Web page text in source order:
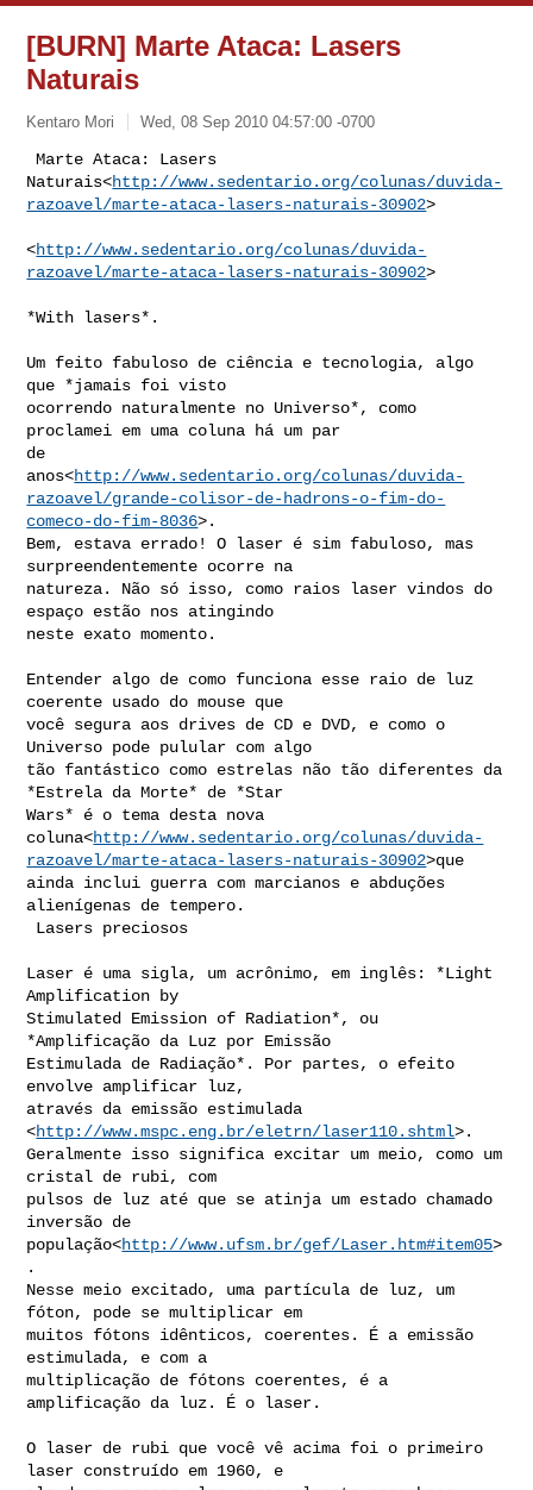
[BURN] Marte Ataca: Lasers
Naturais
Kentaro Mori Wed, 08 Sep 2010 04:57:00 -0700
Marte Ataca: Lasers
Naturais<http://www.sedentario.org/colunas/duvida-
razoavel/marte-ataca-lasers-naturais-30902>
<http://www.sedentario.org/colunas/duvida-
razoavel/marte-ataca-lasers-naturais-30902>
*With lasers*.
Um feito fabuloso de ciência e tecnologia, algo
que *jamais foi visto
ocorrendo naturalmente no Universo*, como
proclamei em uma coluna há um par
de
anos<http://www.sedentario.org/colunas/duvida-
razoavel/grande-colisor-de-hadrons-o-fim-do-
comeco-do-fim-8036>.
Bem, estava errado! O laser é sim fabuloso, mas
surpreendentemente ocorre na
natureza. Não só isso, como raios laser vindos do
espaço estão nos atingindo
neste exato momento.
Entender algo de como funciona esse raio de luz
coerente usado do mouse que
você segura aos drives de CD e DVD, e como o
Universo pode pulular com algo
tão fantástico como estrelas não tão diferentes da
*Estrela da Morte* de *Star
Wars* é o tema desta nova
coluna<http://www.sedentario.org/colunas/duvida-
razoavel/marte-ataca-lasers-naturais-30902>que
ainda inclui guerra com marcianos e abduções
alienígenas de tempero.
Laser é uma sigla, um acrônimo, em inglês: *Light
Amplification by
Stimulated Emission of Radiation*, ou
*Amplificação da Luz por Emissão
Estimulada de Radiação*. Por partes, o efeito
envolve amplificar luz,
através da emissão estimulada
<http://www.mspc.eng.br/eletrn/laser110.shtml>.
Geralmente isso significa excitar um meio, como um
cristal de rubi, com
pulsos de luz até que se atinja um estado chamado
inversão de
população<http://www.ufsm.br/gef/Laser.htm#item05>
.
Nesse meio excitado, uma partícula de luz, um
fóton, pode se multiplicar em
muitos fótons idênticos, coerentes. É a emissão
estimulada, e com a
multiplicação de fótons coerentes, é a
amplificação da luz. É o laser.
O laser de rubi que você vê acima foi o primeiro
laser construído em 1960, e